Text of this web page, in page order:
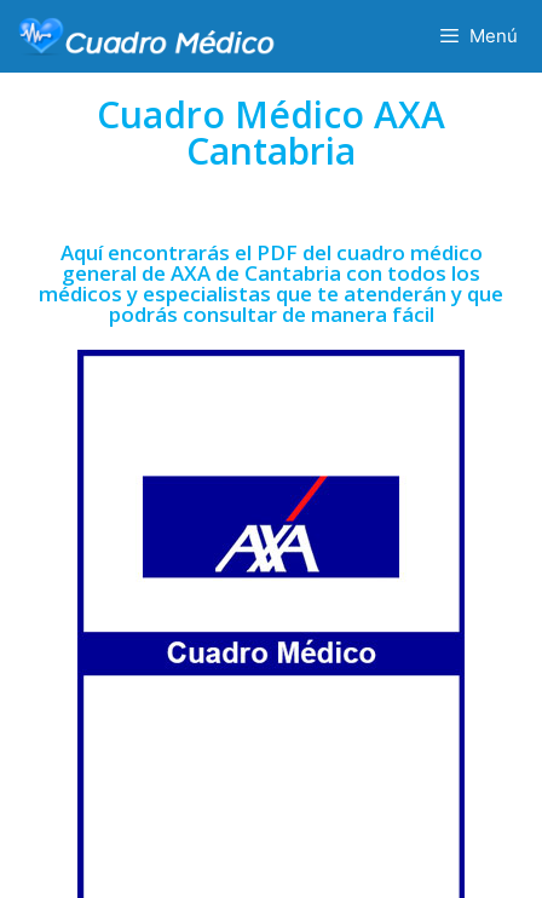
Menú
Cuadro Médico AXA
Cantabria
Aquí encontrarás el PDF del cuadro médico
general de AXA de Cantabria con todos los
médicos y especialistas que te atenderán y que
podrás consultar de manera fácil